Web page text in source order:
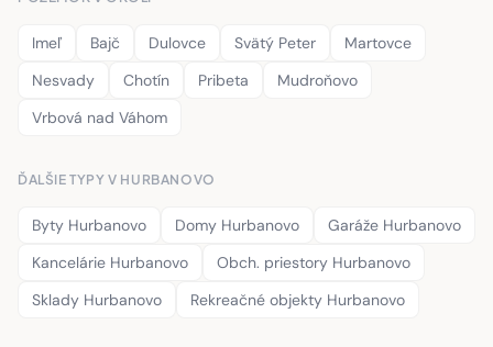
Imeľ Bajč Dulovce Svätý Peter
Martovce
Nesvady
Chotín Pribeta
Mudroňovo
Vrbová nad Váhom
ĎALŠIE TYPY V HURBANOVO
Byty Hurbanovo Domy Hurbanovo
Garáže Hurbanovo
Kancelárie Hurbanovo
Obch. priestory Hurbanovo
Sklady Hurbanovo
Rekreačné objekty Hurbanovo